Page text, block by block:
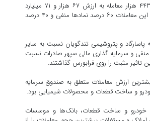
معامله‌گران این بازار ۴۴۳ هزار معامله به ارزش ۶۷ هزار و ۷۱ میلیارد
ریال انجام دادند. طی این معاملات ۶۰ درصد نمادها منفی و ۴۰ درصد
پاسارگاد و پتروشیمی تندگویان نسبت به سایر
منفی و سرمایه گذاری مالی سپهر صادرات نسبت
تاثیر مثبت را روی فرابورس گذاشتند.
ارزش معاملات متعلق به صندوق سرمایه
و ساخت قطعات و محصولات شیمیایی بود.
خودرو و ساخت قطعات، بانک‌ها و موسسات